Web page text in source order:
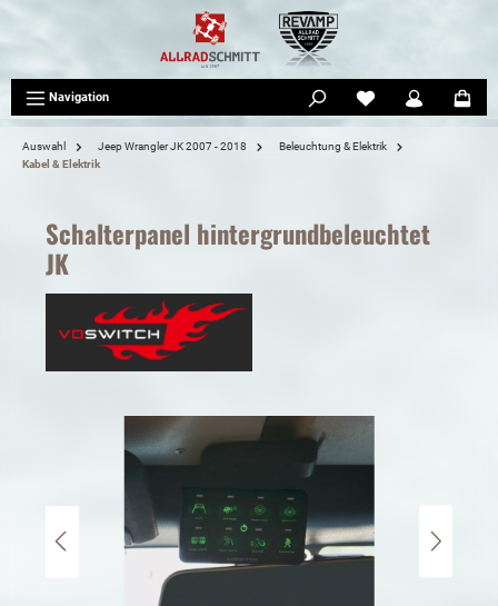
Navigation
Auswahl Jeep Wrangler JK 2007 - 2018
Beleuchtung & Elektrik
Kabel & Elektrik
Schalterpanel hintergrundbeleuchtet
JK